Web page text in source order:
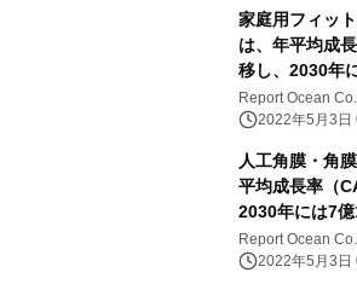
家庭用フィッ
は、年平均成
移し、2030年
すると予測
Report Ocean
2022年5月3日
人工角膜・角
平均成長率（
2030年には7
と予測される
Report Ocean
2022年5月3日